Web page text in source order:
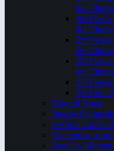
del
30ª
del
29ª
del
28ª
del
27ª
26ª
Taragüi Rock
Juegos
Festival
Encuentro
ArteCo.